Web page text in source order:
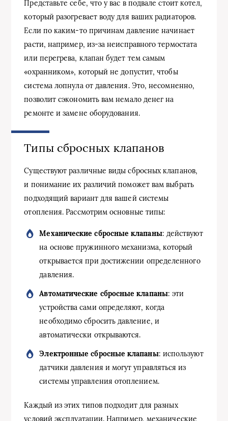
Представьте себе, что у вас в подвале стоит котел,
который разогревает воду для ваших радиаторов.
Если по каким-то причинам давление начинает
расти, например, из-за неисправного термостата
или перегрева, клапан будет тем самым
«охранником», который не допустит, чтобы
система лопнула от давления. Это, несомненно,
позволит сэкономить вам немало денег на
ремонте и замене оборудования.
Типы сбросных клапанов
Существуют различные виды сбросных клапанов,
и понимание их различий поможет вам выбрать
подходящий вариант для вашей системы
отопления. Рассмотрим основные типы:
Механические сбросные клапаны: действуют
на основе пружинного механизма, который
открывается при достижении определенного
давления.
Автоматические сбросные клапаны: эти
устройства сами определяют, когда
необходимо сбросить давление, и
автоматически открываются.
Электронные сбросные клапаны: используют
датчики давления и могут управляться из
системы управления отоплением.
Каждый из этих типов подходит для разных
условий эксплуатации. Например, механические